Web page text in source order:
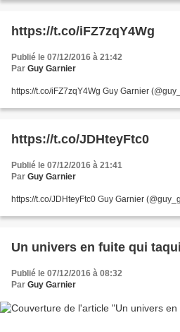
https://t.co/iFZ7zqY4Wg
Publié le 07/12/2016 à 21:42
Par Guy Garnier
https://t.co/iFZ7zqY4Wg Guy Garnier
https://t.co/JDHteyFtc0
Publié le 07/12/2016 à 21:41
Par Guy Garnier
https://t.co/JDHteyFtc0 Guy Garnier
Un univers en fuite qui
Publié le 07/12/2016 à 08:32
Par Guy Garnier